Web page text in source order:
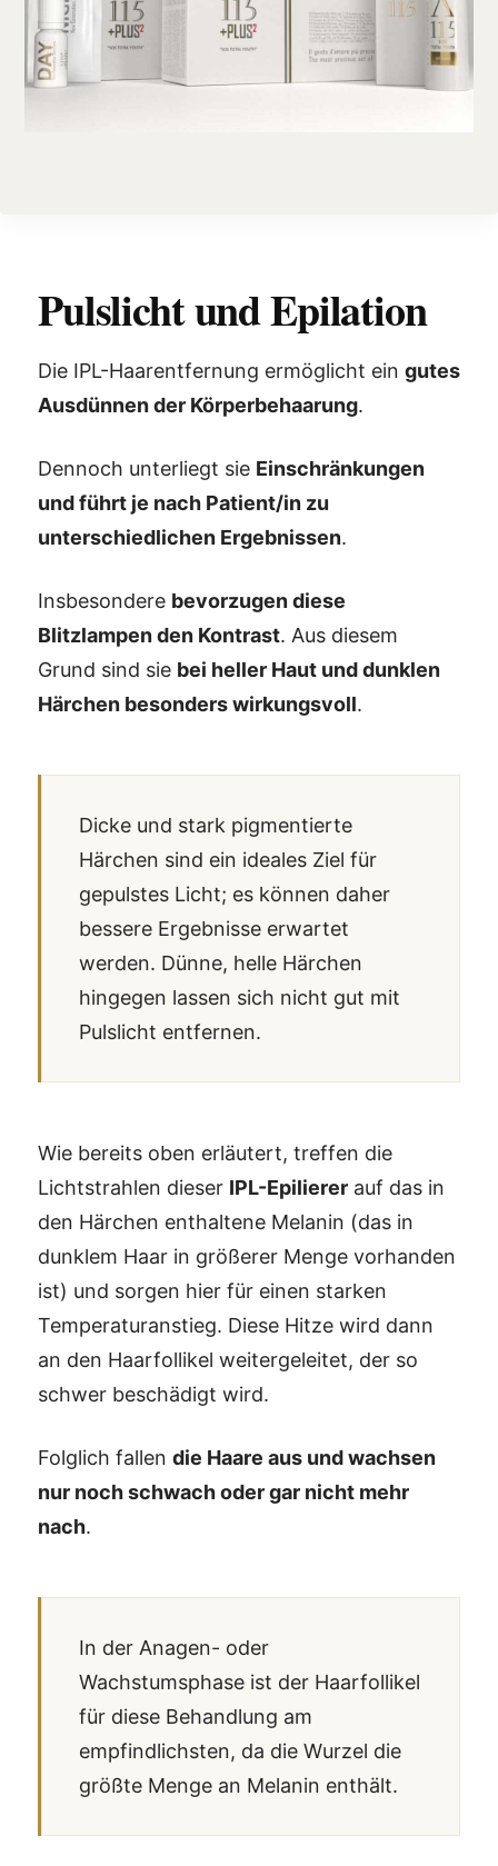
Pulslicht und Epilation
Die IPL-Haarentfernung ermöglicht ein gutes
Ausdünnen der Körperbehaarung.
Dennoch unterliegt sie Einschränkungen
und führt je nach Patient/in zu
unterschiedlichen Ergebnissen.
Insbesondere bevorzugen diese
Blitzlampen den Kontrast. Aus diesem
Grund sind sie bei heller Haut und dunklen
Härchen besonders wirkungsvoll.
Dicke und stark pigmentierte
Härchen sind ein ideales Ziel für
gepulstes Licht; es können daher
bessere Ergebnisse erwartet
werden. Dünne, helle Härchen
hingegen lassen sich nicht gut mit
Pulslicht entfernen.
Wie bereits oben erläutert, treffen die
Lichtstrahlen dieser IPL-Epilierer auf das in
den Härchen enthaltene Melanin (das in
dunklem Haar in größerer Menge vorhanden
ist) und sorgen hier für einen starken
Temperaturanstieg. Diese Hitze wird dann
an den Haarfollikel weitergeleitet, der so
schwer beschädigt wird.
Folglich fallen die Haare aus und wachsen
nur noch schwach oder gar nicht mehr
nach.
In der Anagen- oder
Wachstumsphase ist der Haarfollikel
für diese Behandlung am
empfindlichsten, da die Wurzel die
größte Menge an Melanin enthält.